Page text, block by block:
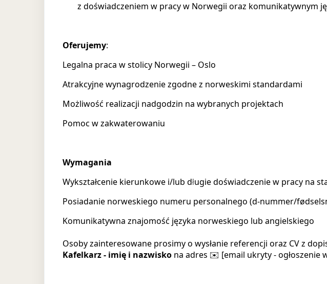
z doświadczeniem w pracy w Norwegii oraz komunikatywnym
Oferujemy:
Legalna praca w stolicy Norwegii – Oslo
Atrakcyjne wynagrodzenie zgodne z norweskimi standardami
Możliwość realizacji nadgodzin na wybranych projektach
Pomoc w zakwaterowaniu
Wymagania
Wykształcenie kierunkowe i/lub długie doświadczenie w pracy na
Posiadanie norweskiego numeru personalnego (d-nummer/
Komunikatywna znajomość języka norweskiego lub angielskiego
Osoby zainteresowane prosimy o wysłanie referencji oraz CV z
Kafelkarz - imię i nazwisko na adres ✉️ [email ukryty - ogłoszenie